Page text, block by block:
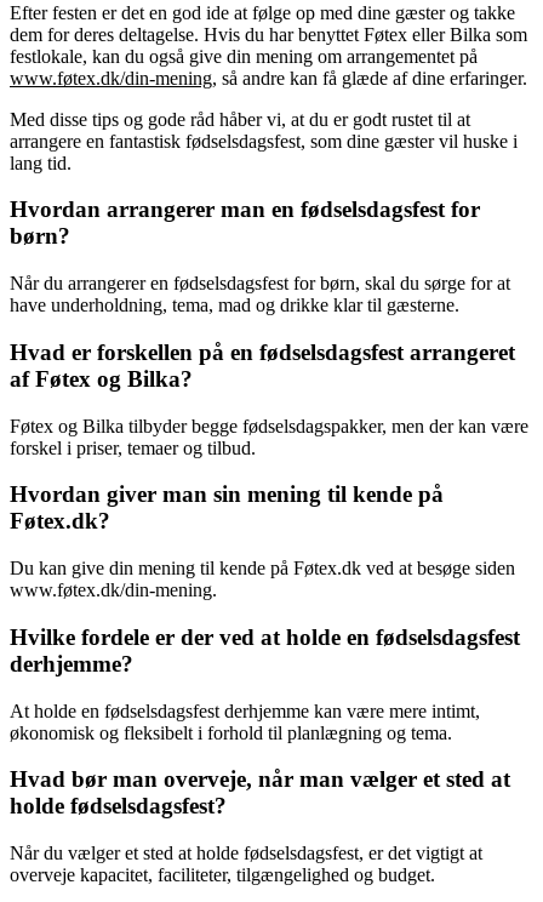
Efter festen er det en god ide at følge op med dine gæster og takke
dem for deres deltagelse. Hvis du har benyttet Føtex eller Bilka som
festlokale, kan du også give din mening om arrangementet på
www.føtex.dk/din-mening, så andre kan få glæde af dine erfaringer.
Med disse tips og gode råd håber vi, at du er godt rustet til at
arrangere en fantastisk fødselsdagsfest, som dine gæster vil huske i
lang tid.
Hvordan arrangerer man en fødselsdagsfest for
børn?
Når du arrangerer en fødselsdagsfest for børn, skal du sørge for at
have underholdning, tema, mad og drikke klar til gæsterne.
Hvad er forskellen på en fødselsdagsfest arrangeret
af Føtex og Bilka?
Føtex og Bilka tilbyder begge fødselsdagspakker, men der kan være
forskel i priser, temaer og tilbud.
Hvordan giver man sin mening til kende på
Føtex.dk?
Du kan give din mening til kende på Føtex.dk ved at besøge siden
www.føtex.dk/din-mening.
Hvilke fordele er der ved at holde en fødselsdagsfest
derhjemme?
At holde en fødselsdagsfest derhjemme kan være mere intimt,
økonomisk og fleksibelt i forhold til planlægning og tema.
Hvad bør man overveje, når man vælger et sted at
holde fødselsdagsfest?
Når du vælger et sted at holde fødselsdagsfest, er det vigtigt at
overveje kapacitet, faciliteter, tilgængelighed og budget.